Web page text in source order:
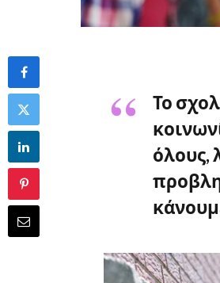
Το
όλους,